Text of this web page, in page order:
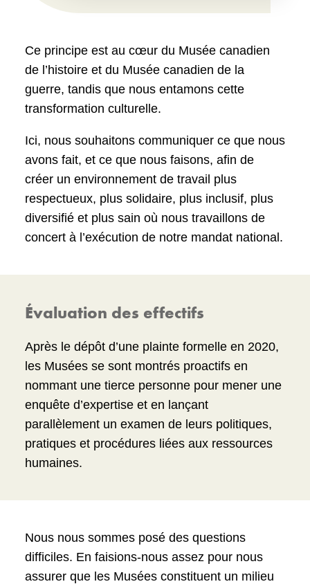
Ce principe est au cœur du Musée canadien
de l’histoire et du Musée canadien de la
guerre, tandis que nous entamons cette
transformation culturelle.
Ici, nous souhaitons communiquer ce que nous
avons fait, et ce que nous faisons, afin de
créer un environnement de travail plus
respectueux, plus solidaire, plus inclusif, plus
diversifié et plus sain où nous travaillons de
concert à l’exécution de notre mandat national.
Évaluation des effectifs
Après le dépôt d’une plainte formelle en 2020,
les Musées se sont montrés proactifs en
nommant une tierce personne pour mener une
enquête d’expertise et en lançant
parallèlement un examen de leurs politiques,
pratiques et procédures liées aux ressources
humaines.
Nous nous sommes posé des questions
difficiles. En faisions-nous assez pour nous
assurer que les Musées constituent un milieu